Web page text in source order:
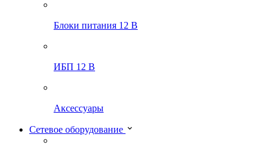
Блоки питания 12 В
ИБП 12 В
Аксессуары
Сетевое оборудование